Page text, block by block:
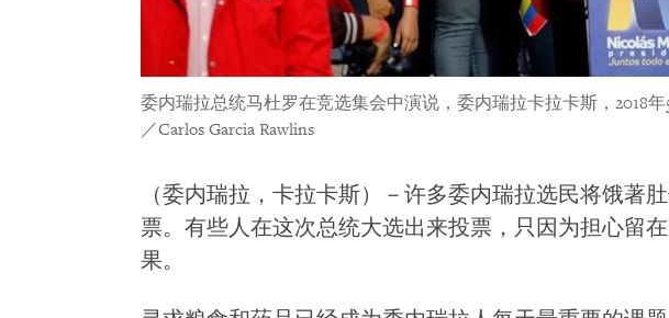
委内瑞拉总统马杜罗在竞选集会中演说，委内瑞拉卡拉卡斯，2018年
／Carlos Garcia Rawlins
（委内瑞拉，卡拉卡斯）－许多委内瑞拉选民将饿著
票。有些人在这次总统大选出来投票，只因为担心留
果。